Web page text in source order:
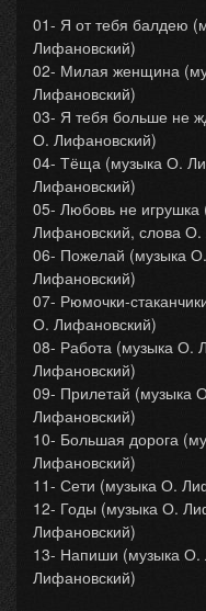
01- Я от тебя балдею
Лифановский)
02- Милая женщина
Лифановский)
03- Я тебя больше не
О. Лифановский)
04- Тёща (музыка О.
Лифановский)
05- Любовь не игрушка
Лифановский, слова
06- Пожелай (музыка
Лифановский)
07- Рюмочки-
О. Лифановский)
08- Работа (музыка О.
Лифановский)
09- Прилетай (музыка
Лифановский)
10- Большая дорога
Лифановский)
11- Сети (музыка О.
12- Годы (музыка О.
Лифановский)
13- Напиши (музыка О.
Лифановский)